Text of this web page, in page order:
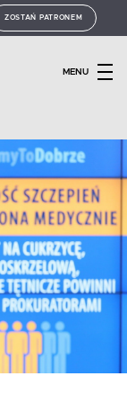
ZOSTAŃ PATRONEM
MENU